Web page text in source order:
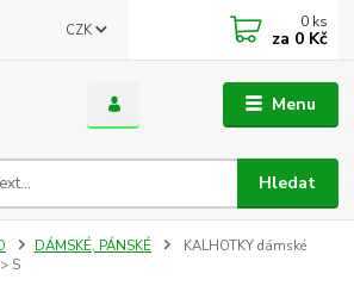
Menu
CZK
Hledat
0 ks
za 0 Kč
DÁMSKÉ, PÁNSKÉ
KALHOTKY dámské
S